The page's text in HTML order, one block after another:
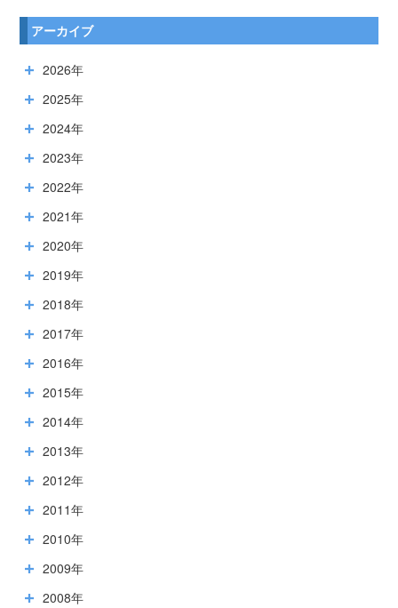
アーカイブ
2026年
2025年
2024年
2023年
2022年
2021年
2020年
2019年
2018年
2017年
2016年
2015年
2014年
2013年
2012年
2011年
2010年
2009年
2008年